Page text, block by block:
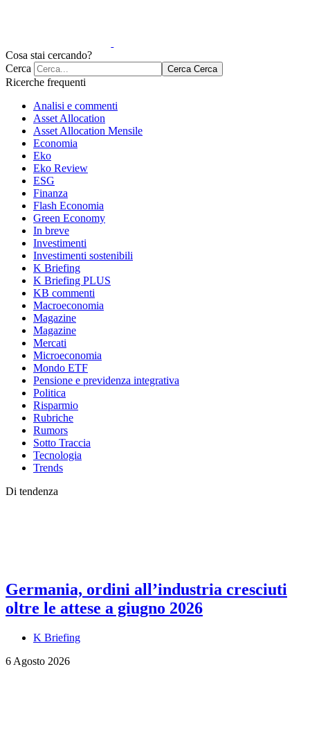
Cosa stai cercando?
Cerca
Cerca Cerca
Ricerche frequenti
Analisi e commenti
Asset Allocation
Asset Allocation Mensile
Economia
Eko
Eko Review
ESG
Finanza
Flash Economia
Green Economy
In breve
Investimenti
Investimenti sostenibili
K Briefing
K Briefing PLUS
KB commenti
Macroeconomia
Magazine
Magazine
Mercati
Microeconomia
Mondo ETF
Pensione e previdenza integrativa
Politica
Risparmio
Rubriche
Rumors
Sotto Traccia
Tecnologia
Trends
Di tendenza
Germania, ordini all’industria cresciuti
oltre le attese a giugno 2026
K Briefing
6 Agosto 2026